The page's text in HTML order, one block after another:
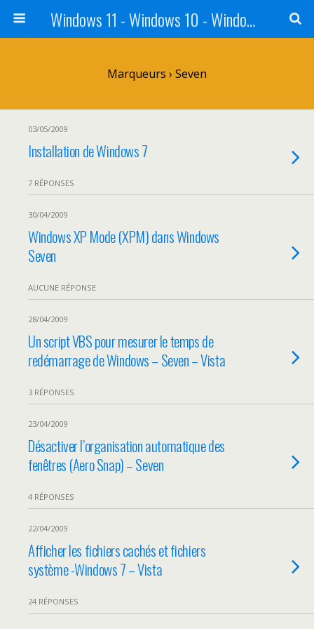
Windows 11 - Windows 10 - Windows 8 - Windows 7 - VISTA
Marqueurs › Seven
03/05/2009
Installation de Windows 7
7 RÉPONSES
30/04/2009
Windows XP Mode (XPM) dans Windows
Seven
AUCUNE RÉPONSE
28/04/2009
Un script VBS pour mesurer le temps de
redémarrage de Windows – Seven – Vista
3 RÉPONSES
23/04/2009
Désactiver l’organisation automatique des
fenêtres (Aero Snap) – Seven
4 RÉPONSES
22/04/2009
Afficher les fichiers cachés et fichiers
système -Windows 7 – Vista
24 RÉPONSES